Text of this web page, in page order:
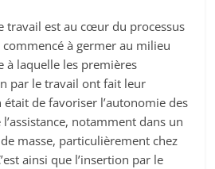
travail est au cœur du processus
commencé à germer au milieu
à laquelle les premières
par le travail ont fait leur
de favoriser l’autonomie des
notamment dans un
masse, particulièrement chez
ainsi que l’insertion par le